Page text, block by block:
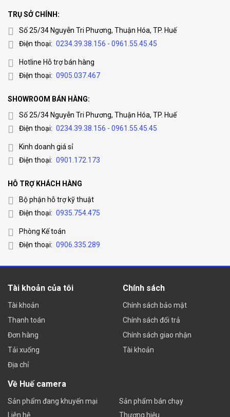
TRỤ SỞ CHÍNH:
Số 25/34 Nguyễn Tri Phương, Thuận Hóa, TP. Huế
Điện thoại: 0234.39.38.156 - 0961.55.45.45
Hotline Hỗ trợ bán hàng
Điện thoại: 0905.037.467
SHOWROOM BÁN HÀNG:
Số 25/34 Nguyễn Tri Phương, Thuận Hóa, TP. Huế
Điện thoại: 0234.39.38.156 - 0961.55.45.45
Kinh doanh giá sỉ
Điện thoại: 0901.172.173
HỖ TRỢ KHÁCH HÀNG
Bộ phận hỗ trợ kỹ thuật
Điện thoại: 0935.754.475
Phòng Kế toán
Điện thoại: 0906.335.289
Tài khoản của tôi
Tài khoản
Thanh toán
Đơn hàng
Tải xuống
Địa chỉ
Chính sách
Chính sách bảo mật
Chính sách đổi trả
Chính sách giao nhận
Tài khoản
Về Huế camera
Sản phẩm đang khuyến mại
Liên hệ
Sản phẩm bán chạy
Thương hiệu